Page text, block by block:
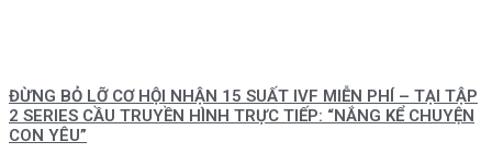
ĐỪNG BỎ LỠ CƠ HỘI NHẬN 15 SUẤT IVF MIỄN PHÍ – TẠI TẬP
2 SERIES CẦU TRUYỀN HÌNH TRỰC TIẾP: “NẮNG KỂ CHUYỆN
CON YÊU”